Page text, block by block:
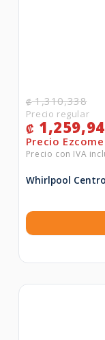
₡1,310,338
₡
Whirlpool Centro